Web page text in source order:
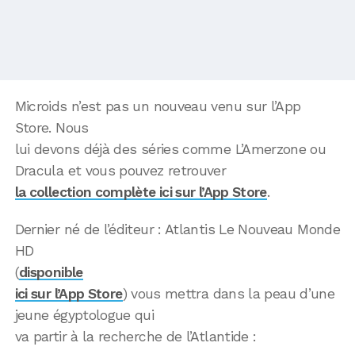
Microids n’est pas un nouveau venu sur l’App
Store. Nous
lui devons déjà des séries comme L’Amerzone ou
Dracula et vous pouvez retrouver
la collection complète ici sur l’App Store.
Dernier né de l’éditeur : Atlantis Le Nouveau Monde
HD
(disponible
ici sur l’App Store) vous mettra dans la peau d’une
jeune égyptologue qui
va partir à la recherche de l’Atlantide :